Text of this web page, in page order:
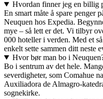
Hvordan finner jeg en billig
En smart måte å spare penger
Neuquen hos Expedia.
mye – så lett er det. Vi tilbyr
000 hoteller i verden. Med et
enkelt sette sammen ditt neste
Hvor bør man bo i
Bo i sentrum av det hele.
severdigheter, som Comahue
Auxiliadora de Almagro-
sognekirke.